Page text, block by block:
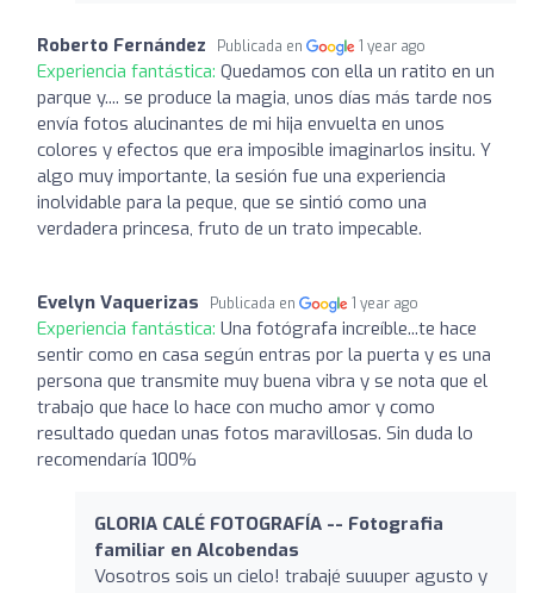
Roberto Fernández Publicada en 1 year ago
Experiencia fantástica: Quedamos con ella un ratito en un
parque y.... se produce la magia, unos días más tarde nos
envía fotos alucinantes de mi hija envuelta en unos
colores y efectos que era imposible imaginarlos insitu. Y
algo muy importante, la sesión fue una experiencia
inolvidable para la peque, que se sintió como una
verdadera princesa, fruto de un trato impecable.
Evelyn Vaquerizas Publicada en 1 year ago
Experiencia fantástica: Una fotógrafa increíble...te hace
sentir como en casa según entras por la puerta y es una
persona que transmite muy buena vibra y se nota que el
trabajo que hace lo hace con mucho amor y como
resultado quedan unas fotos maravillosas. Sin duda lo
recomendaría 100%
GLORIA CALÉ FOTOGRAFÍA -- Fotografia
familiar en Alcobendas
Vosotros sois un cielo! trabajé suuuper agusto y